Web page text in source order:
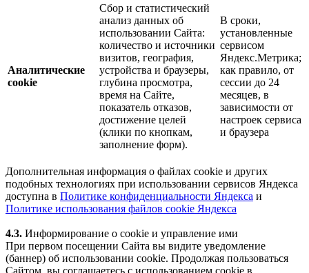
Аналитические
cookie
Сбор и статистический
анализ данных об
использовании Сайта:
количество и источники
визитов, география,
устройства и браузеры,
глубина просмотра,
время на Сайте,
показатель отказов,
достижение целей
(клики по кнопкам,
заполнение форм).
В сроки,
установленные
сервисом
Яндекс.Метрика;
как правило, от
сессии до 24
месяцев, в
зависимости от
настроек сервиса
и браузера
Дополнительная информация о файлах cookie и других
подобных технологиях при использовании сервисов Яндекса
доступна в Политике конфиденциальности Яндекса и
Политике использования файлов cookie Яндекса
4.3. Информирование о cookie и управление ими
При первом посещении Сайта вы видите уведомление
(баннер) об использовании cookie. Продолжая пользоваться
Сайтом, вы соглашаетесь с использованием cookie в